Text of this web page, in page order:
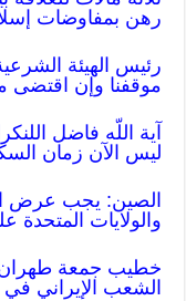
رهن بمفاوضات
رئيس الهيئة
موقفنا وإن اقتضى
آية اللّه فاضل
ليس الآن زمان
الصين: يجب عرض
والولايات
خطيب جمعة طهران:
الشعب الإيراني في